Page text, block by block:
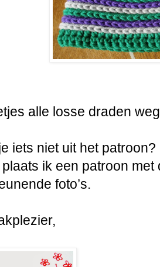
alle losse draden
iets niet uit het patroon?
ik een patroon met
foto’s.